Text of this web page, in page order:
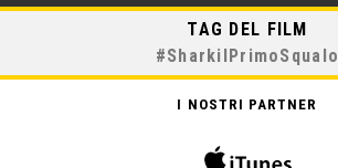
TAG DEL FILM
#SharkilPrimoSqualo
I NOSTRI PARTNER